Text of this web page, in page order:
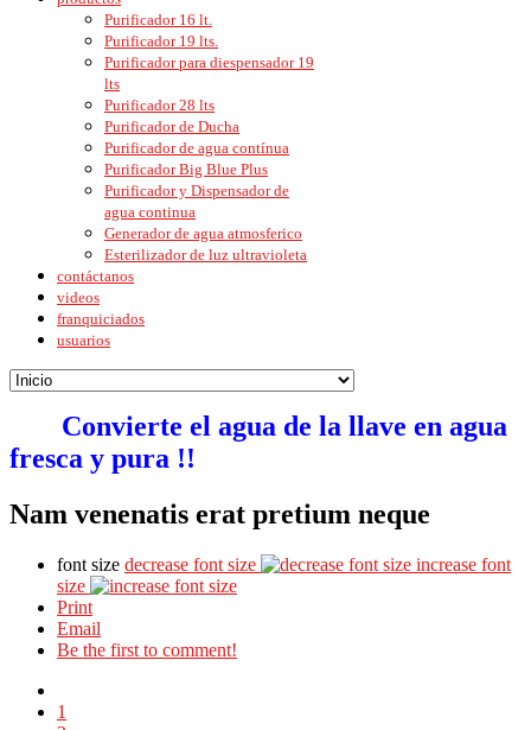
Purificador 16 lt.
Purificador 19 lts.
Purificador para diespensador 19
lts
Purificador 28 lts
Purificador de Ducha
Purificador de agua contínua
Purificador Big Blue Plus
Purificador y Dispensador de
agua continua
Generador de agua atmosferico
Esterilizador de luz ultravioleta
contáctanos
videos
franquiciados
usuarios
Convierte el agua de la llave en agua
fresca y pura !!
Nam venenatis erat pretium neque
font size decrease font size
increase font
size
Print
Email
Be the first to comment!
1